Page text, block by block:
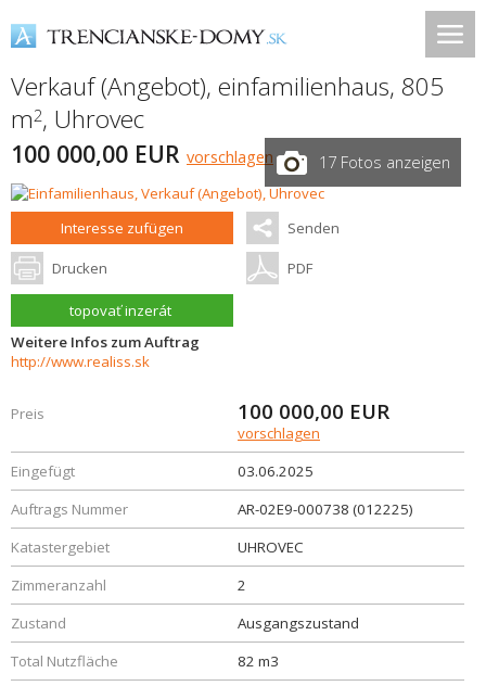
Verkauf (Angebot), einfamilienhaus, 805
m2, Uhrovec
100 000,00 EUR vorschlagen 17 Fotos anzeigen
Interesse zufügen Senden
Drucken PDF
topovať inzerát
Weitere Infos zum Auftrag
http://www.realiss.sk
Preis 100 000,00 EUR
vorschlagen
Eingefügt
03.06.2025
Auftrags Nummer
AR-02E9-000738 (012225)
Katastergebiet
UHROVEC
Zimmeranzahl
2
Zustand
Ausgangszustand
Total Nutzfläche
82 m3